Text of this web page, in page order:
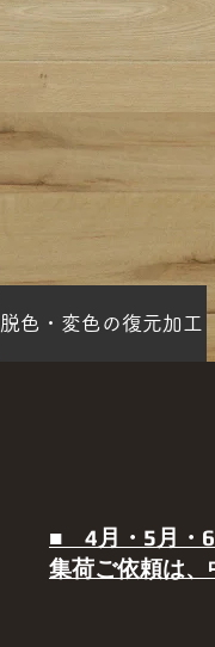
脱色・変色の復元加工
■ 4月・5月・6
集荷ご依頼は、